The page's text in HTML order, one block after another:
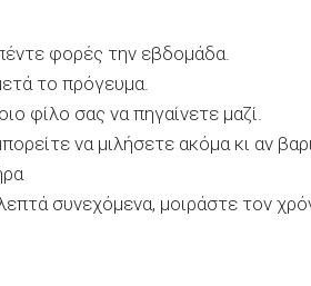
φορές την εβδομάδα.
το πρόγευμα.
φίλο σας να πηγαίνετε μαζί.
να μιλήσετε ακόμα κι αν
συνεχόμενα, μοιράστε τον